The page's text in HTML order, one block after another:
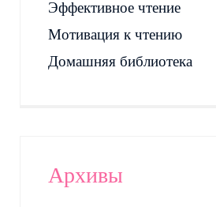
Эффективное чтение
Мотивация к чтению
Домашняя библиотека
Архивы